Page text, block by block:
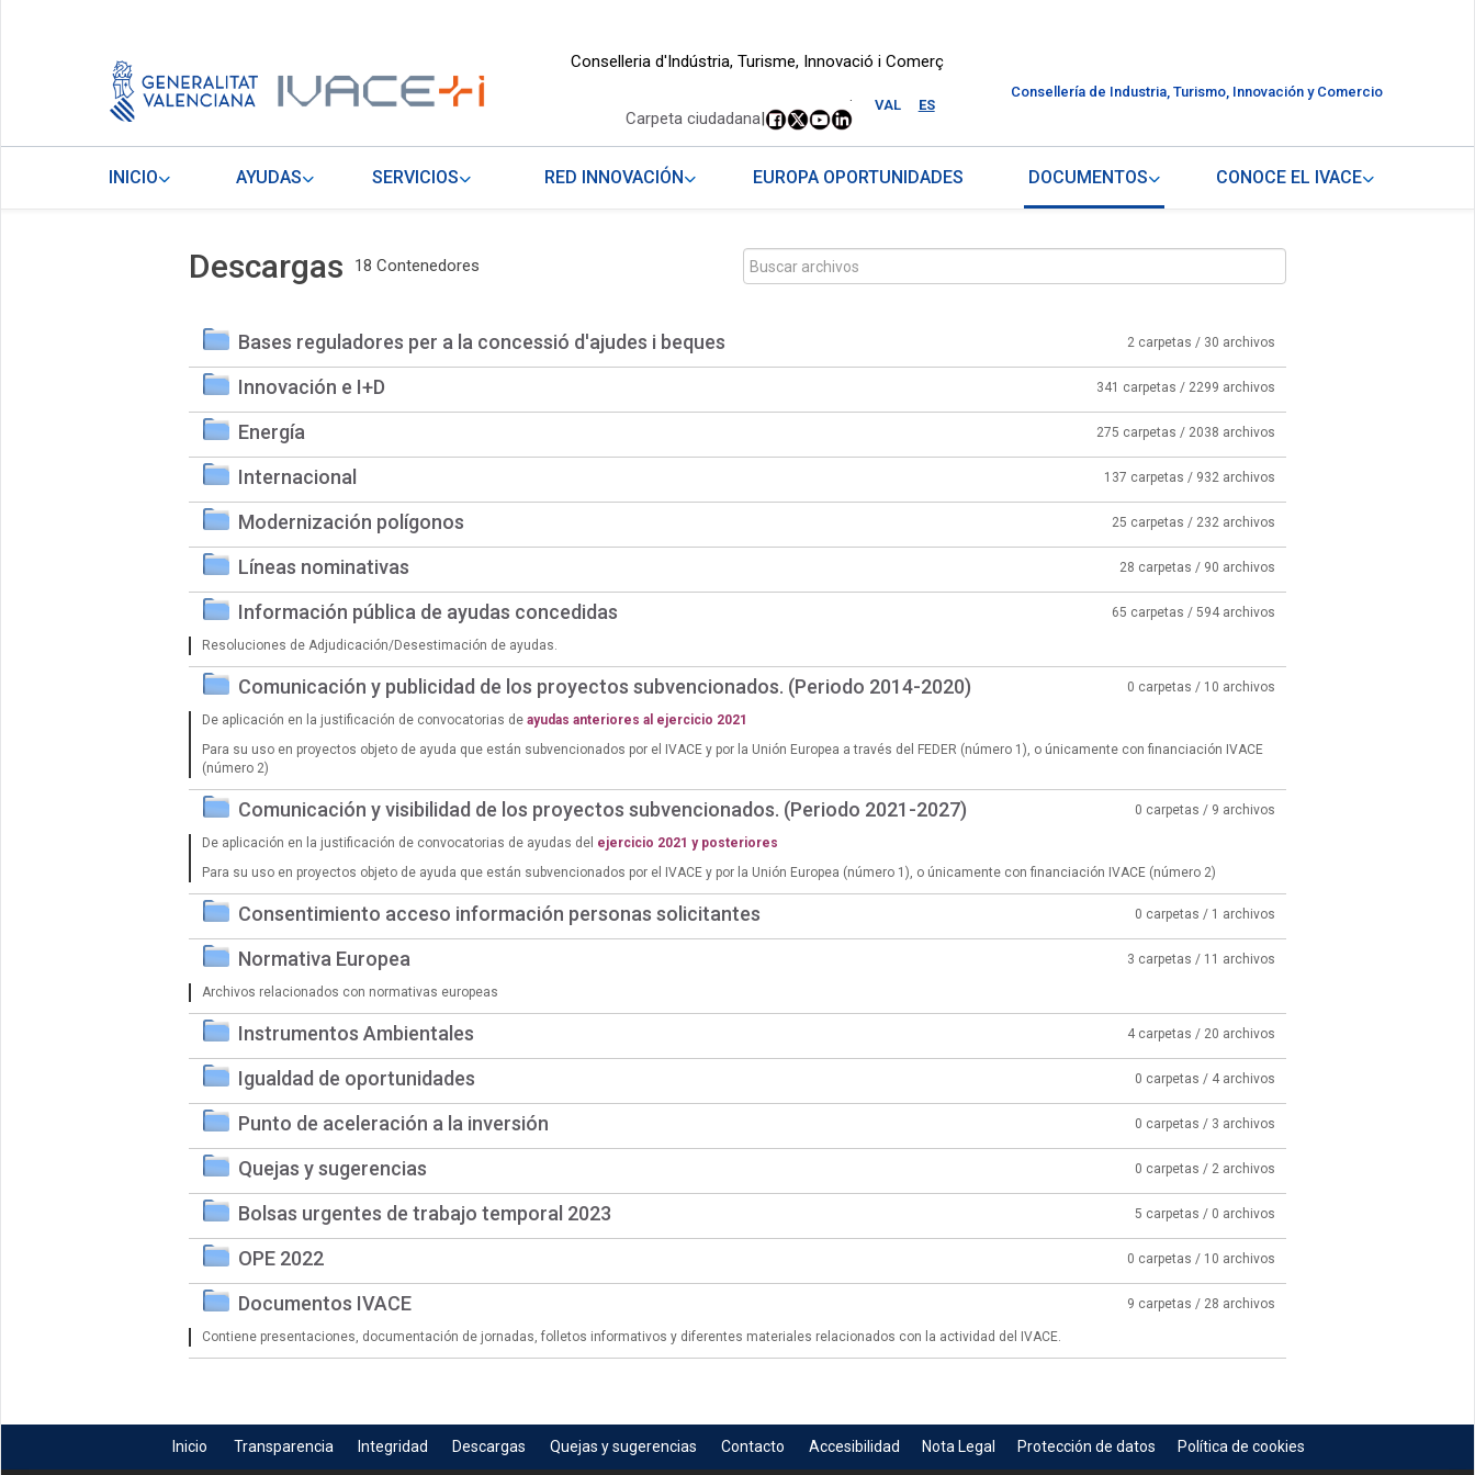
Conselleria d'Indústria, Turisme, Innovació i Comerç
VAL ES
.
Carpeta ciudadana|
Consellería de Industria, Turismo, Innovación y Comercio
INICIO AYUDAS SERVICIOS RED INNOVACIÓN EUROPA OPORTUNIDADES DOCUMENTOS CONOCE EL IVACE
Descargas 18 Contenedores
Bases reguladores per a la concessió d'ajudes i beques 2 carpetas / 30 archivos
Innovación e I+D 341 carpetas / 2299 archivos
Energía 275 carpetas / 2038 archivos
Internacional 137 carpetas / 932 archivos
Modernización polígonos 25 carpetas / 232 archivos
Líneas nominativas 28 carpetas / 90 archivos
Información pública de ayudas concedidas 65 carpetas / 594 archivos
Resoluciones de Adjudicación/Desestimación de ayudas.
Comunicación y publicidad de los proyectos subvencionados. (Periodo 2014-2020) 0 carpetas / 10 archivos
De aplicación en la justificación de convocatorias de ayudas anteriores al ejercicio 2021
Para su uso en proyectos objeto de ayuda que están subvencionados por el IVACE y por la Unión Europea a través del FEDER (número 1), o únicamente con financiación IVACE
(número 2)
Comunicación y visibilidad de los proyectos subvencionados. (Periodo 2021-2027) 0 carpetas / 9 archivos
De aplicación en la justificación de convocatorias de ayudas del ejercicio 2021 y posteriores
Para su uso en proyectos objeto de ayuda que están subvencionados por el IVACE y por la Unión Europea (número 1), o únicamente con financiación IVACE (número 2)
Consentimiento acceso información personas solicitantes 0 carpetas / 1 archivos
Normativa Europea 3 carpetas / 11 archivos
Archivos relacionados con normativas europeas
Instrumentos Ambientales 4 carpetas / 20 archivos
Igualdad de oportunidades 0 carpetas / 4 archivos
Punto de aceleración a la inversión 0 carpetas / 3 archivos
Quejas y sugerencias 0 carpetas / 2 archivos
Bolsas urgentes de trabajo temporal 2023 5 carpetas / 0 archivos
OPE 2022 0 carpetas / 10 archivos
Documentos IVACE 9 carpetas / 28 archivos
Contiene presentaciones, documentación de jornadas, folletos informativos y diferentes materiales relacionados con la actividad del IVACE.
Inicio Transparencia Integridad Descargas Quejas y sugerencias Contacto Accesibilidad Nota Legal Protección de datos Política de cookies